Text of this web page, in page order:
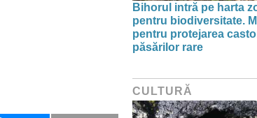
Bihorul intră pe harta
pentru biodiversitate.
pentru protejarea
păsărilor rare
CULTURĂ